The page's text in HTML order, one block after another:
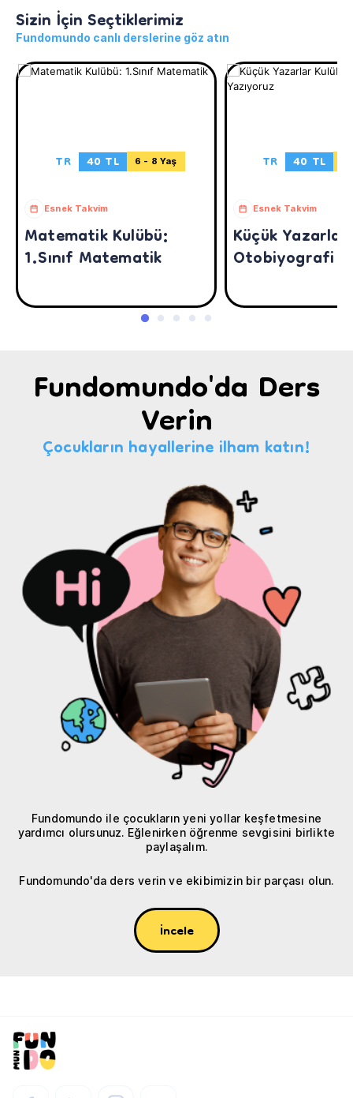
Sizin İçin Seçtiklerimiz
Fundomundo canlı derslerine göz atın
TR 40 TL 6 - 8 Yaş
Esnek Takvim
Matematik Kulübü:
1.Sınıf Matematik
TR 40 TL
Esnek Takvim
Küçük
Otobiyografi
Fundomundo'da Ders
Verin
Çocukların hayallerine ilham katın!
Fundomundo ile çocukların yeni yollar keşfetmesine
yardımcı olursunuz. Eğlenirken öğrenme sevgisini birlikte
paylaşalım.
Fundomundo'da ders verin ve ekibimizin bir parçası olun.
İncele